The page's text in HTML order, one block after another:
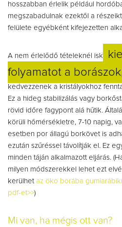
hosszabban érlelik például
megszabadulnak ezektől a
felülete egyébként kifejezetten
A nem érlelődő tételeknél isk
folyamatot a
kedvezzenek a kristályokhoz
Ez a hideg stabilizálás vagy
rövid időre fagypont alá hűtik.
körüli hőmérsékletre, 7-10 napig,
esetben por állagú borkövet is
ezután szűréssel távolítják el. Ez
minden táján alkalmazott eljárás.
milyen módszerekkel lehet ezt
kerülhet az öko borába
pdf-et>>)
Mi van, ha mégis ott van?